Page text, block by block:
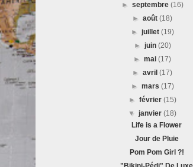
► septembre (16)
►août(18)
► juillet (19)
► juin (20)
►mai(17)
►avril(17)
► mars (17)
► février (15)
▼ janvier(18)
Life is a Flower
Jour de Pluie
Pom Pom Girl ?!